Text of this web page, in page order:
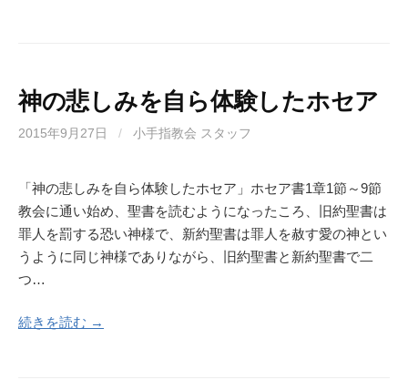
神の悲しみを自ら体験したホセア
2015年9月27日 / 小手指教会 スタッフ
「神の悲しみを自ら体験したホセア」ホセア書1章1節～9節
教会に通い始め、聖書を読むようになったころ、旧約聖書は
罪人を罰する恐い神様で、新約聖書は罪人を赦す愛の神とい
うように同じ神様でありながら、旧約聖書と新約聖書で二
つ…
続きを読む →